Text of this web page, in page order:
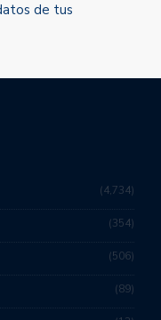
de tus
4,734
354
506
89